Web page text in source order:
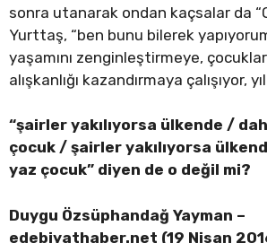
sonra utanarak ondan kaçsalar da
Yurttaş, “ben bunu bilerek
yaşamını zenginleştirmeye,
alışkanlığı kazandırmaya çalışıyor,
“şairler yakılıyorsa ülkende /
çocuk / şairler yakılıyorsa
yaz çocuk” diyen de o değil mi?
Duygu Özsüphandağ Yayman –
edebiyathaber.net (19 Nisan